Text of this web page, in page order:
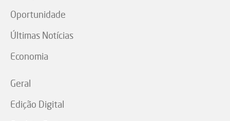
Oportunidade
Últimas Notícias
Economia
Geral
Edição Digital